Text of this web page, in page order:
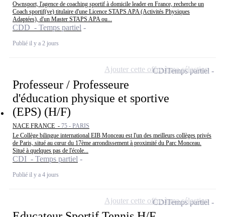
Ownsport, l'agence de coaching sportif à domicile leader en France, recherche un
Coach sportif(ve) titulaire d'une Licence STAPS APA (Activités Physiques
Adaptées), d'un Master STAPS APA ou...
CDD - Temps partiel
Publié il y a 2 jours
Professeur / Professeure
d'éducation physique et sportive
(EPS) (H/F)
NACE FRANCE - 75 - PARIS
Le Collège bilingue international EIB Monceau est l'un des meilleurs collèges privés
de Paris, situé au cœur du 17ème arrondissement à proximité du Parc Monceau.
Situé à quelques pas de l'école...
CDI - Temps partiel
Publié il y a 4 jours
CDITemps partiel
Ajouter cette offre à ma sélection
CDITemps partiel
Ajouter cette offre à ma sélection